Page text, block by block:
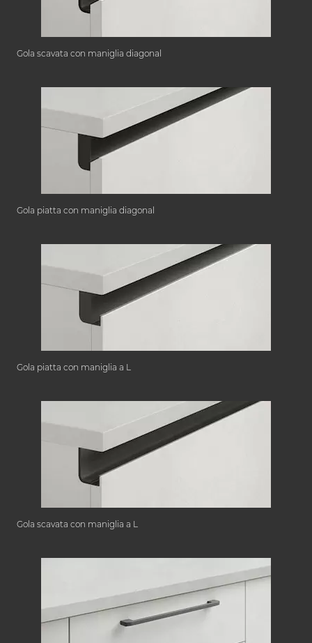
Gola scavata con maniglia diagonal
Gola piatta con maniglia diagonal
Gola piatta con maniglia a L
Gola scavata con maniglia a L